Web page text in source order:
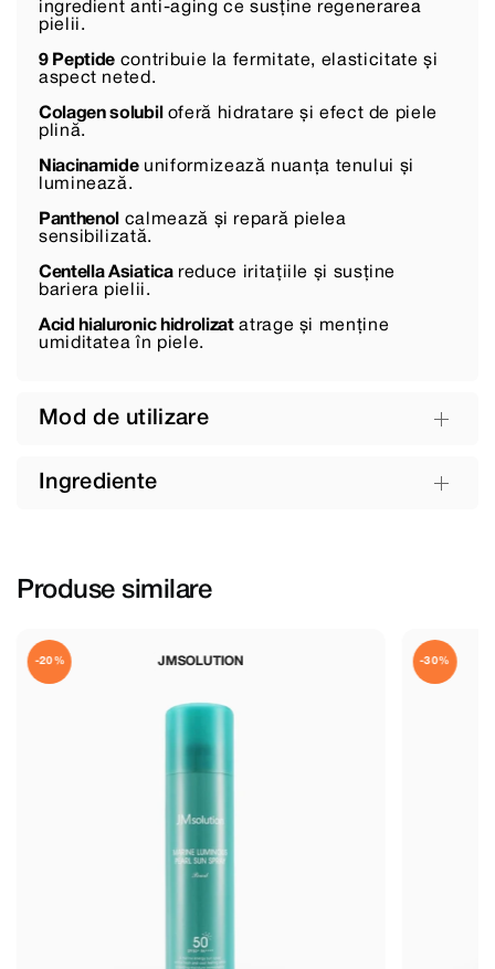
ingredient anti-aging ce susține regenerarea
pielii.
9 Peptide contribuie la fermitate, elasticitate și
aspect neted.
Colagen solubil oferă hidratare și efect de piele
plină.
Niacinamideuniformizează nuanța tenului și
luminează.
Panthenol
calmează și repară pielea
sensibilizată.
Centella Asiaticareduce iritațiile și susține
bariera pielii.
Acid hialuronic hidrolizatatrage și menține
umiditatea în piele.
Mod de utilizare
Ingrediente
Produse similare
-30%